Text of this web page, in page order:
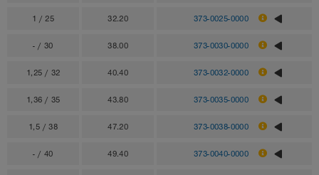
1 / 25 32.20 373-0025-0000
- / 30 38.00 373-0030-0000
1,25 / 32 40.40 373-0032-0000
1,36 / 35 43.80 373-0035-0000
1,5 / 38 47.20 373-0038-0000
- / 40 49.40 373-0040-0000